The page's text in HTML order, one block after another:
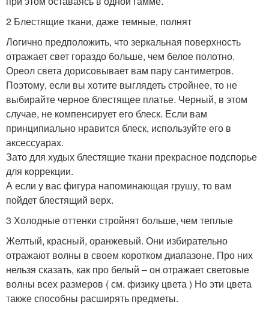
2 Блестящие ткани, даже темные, полнят
Логично предположить, что зеркальная поверхность
отражает свет гораздо больше, чем белое полотно.
Ореол света дорисовывает вам пару сантиметров.
Поэтому, если вы хотите выглядеть стройнее, то не
выбирайте черное блестящее платье. Черный, в этом
случае, не компенсирует его блеск. Если вам
принципиально нравится блеск, используйте его в
аксессуарах.
Зато для худых блестящие ткани прекрасное подспорье
для коррекции.
А если у вас фигура напоминающая грушу, то вам
пойдет блестящий верх.
3 Холодные оттенки стройнят больше, чем теплые
Желтый, красный, оранжевый. Они избирательно
отражают волны в своем коротком диапазоне. Про них
нельзя сказать, как про белый – он отражает световые
волны всех размеров ( см. физику цвета ) Но эти цвета
также способны расширять предметы.